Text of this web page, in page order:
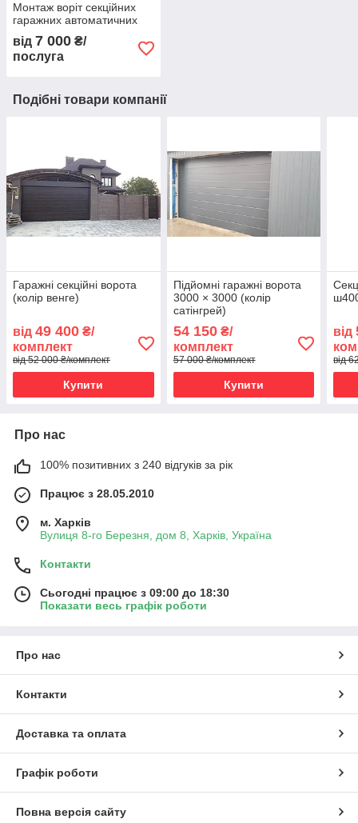
Монтаж воріт секційних
гаражних автоматичних
від 7 000 ₴/
послуга
Подібні товари компанії
Гаражні секційні ворота
(колір венге)
від 49 400 ₴/
комплект
від 52 000 ₴/комплект
Купити
Підйомні гаражні ворота
3000 × 3000 (колір
сатінгрей)
54 150₴/
комплект
57 000 ₴/комплект
Купити
від
від
Про нас
100% позитивних з 240 відгуків за рік
Працює з 28.05.2010
м. Харків
Вулиця 8-го Березня, дом 8, Харків, Україна
Контакти
Сьогодні працює з 09:00 до 18:30
Показати весь графік роботи
Про нас
Контакти
Доставка та оплата
Графік роботи
Повна версія сайту